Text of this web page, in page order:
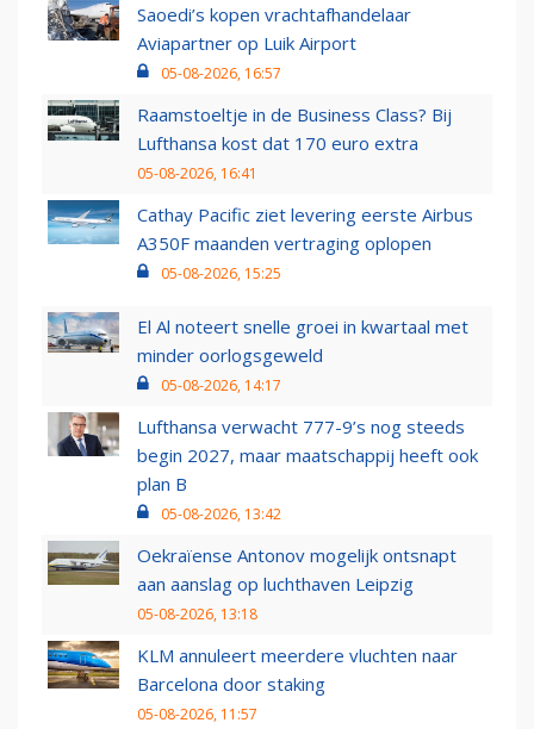
Saoedi’s kopen vrachtafhandelaar
Aviapartner op Luik Airport
05-08-2026, 16:57
Raamstoeltje in de Business Class? Bij
Lufthansa kost dat 170 euro extra
05-08-2026, 16:41
Cathay Pacific ziet levering eerste Airbus
A350F maanden vertraging oplopen
05-08-2026, 15:25
El Al noteert snelle groei in kwartaal met
minder oorlogsgeweld
05-08-2026, 14:17
Lufthansa verwacht 777-9’s nog steeds
begin 2027, maar maatschappij heeft ook
plan B
05-08-2026, 13:42
Oekraïense Antonov mogelijk ontsnapt
aan aanslag op luchthaven Leipzig
05-08-2026, 13:18
KLM annuleert meerdere vluchten naar
Barcelona door staking
05-08-2026, 11:57